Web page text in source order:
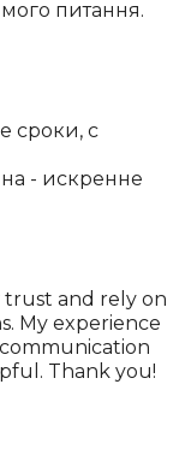
питання.
сроки, с
- искренне
trust and rely on
My experience
Thank you!